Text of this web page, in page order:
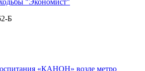
Б
«КАНОН» возле метро